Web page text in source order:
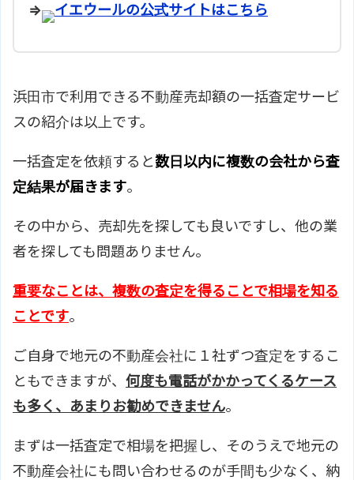
⇒ イエウールの公式サイトはこちら
浜田市で利用できる不動産売却額の一括査定サービ
スの紹介は以上です。
一括査定を依頼すると数日以内に複数の会社から査
定結果が届きます。
その中から、売却先を探しても良いですし、他の業
者を探しても問題ありません。
重要なことは、複数の査定を得ることで相場を知る
ことです。
ご自身で地元の不動産会社に１社ずつ査定をするこ
ともできますが、 何度も電話がかかってくるケース
も多く、あまりお勧めできません。
まずは一括査定で相場を把握し、そのうえで地元の
不動産会社にも問い合わせるのが手間も少なく、納